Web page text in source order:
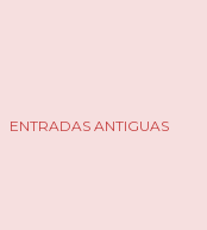
ENTRADAS ANTIGUAS